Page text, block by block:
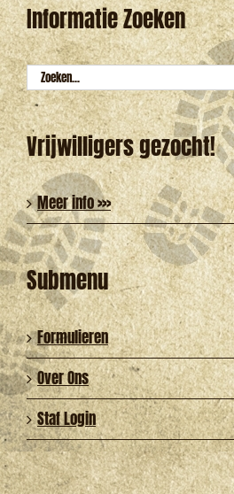
Informatie Zoeken
Zoeken
naar:
Vrijwilligers gezocht!
Meer info >>>
Submenu
Formulieren
Over Ons
Staf Login